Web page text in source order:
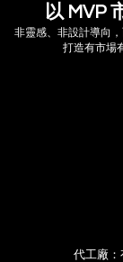
以 MVP
非靈感、非設計導向
打造有市場
代工廠：